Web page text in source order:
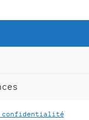
confidentialité
de 13h30 à